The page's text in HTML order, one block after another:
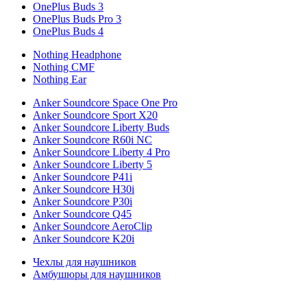
OnePlus Buds 3
OnePlus Buds Pro 3
OnePlus Buds 4
Nothing Headphone
Nothing CMF
Nothing Ear
Anker Soundcore Space One Pro
Anker Soundcore Sport X20
Anker Soundcore Liberty Buds
Anker Soundcore R60i NC
Anker Soundcore Liberty 4 Pro
Anker Soundcore Liberty 5
Anker Soundcore P41i
Anker Soundcore H30i
Anker Soundcore P30i
Anker Soundcore Q45
Anker Soundcore AeroClip
Anker Soundcore K20i
Чехлы для наушников
Амбушюры для наушников